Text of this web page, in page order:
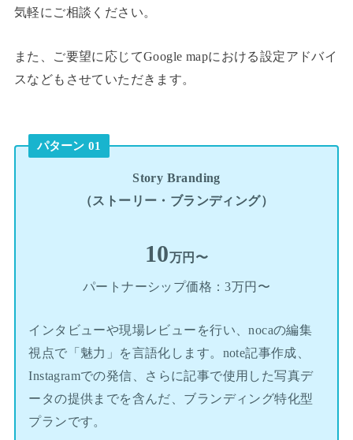
気軽にご相談ください。
また、ご要望に応じてGoogle mapにおける設定アドバイ
スなどもさせていただきます。
パターン 01
Story Branding
（ストーリー・ブランディング）
10万円〜
パートナーシップ価格：3万円〜
インタビューや現場レビューを行い、nocaの編集
視点で「魅力」を言語化します。note記事作成、
Instagramでの発信、さらに記事で使用した写真デ
ータの提供までを含んだ、ブランディング特化型
プランです。